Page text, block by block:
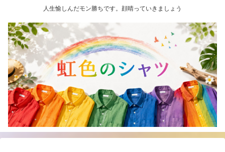
人生愉しんだモン勝ちです。顔晴っていきましょう